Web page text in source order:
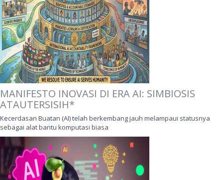
MANIFESTO INOVASI DI ERA AI: SIMBIOSIS
ATAUTERSISIH*
Kecerdasan Buatan (AI) telah berkembang jauh melampaui statusnya
sebagai alat bantu komputasi biasa